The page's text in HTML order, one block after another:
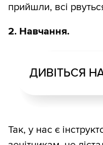
прийшли, всі
2. Навчання.
ДИВІТЬСЯ
Так, у нас є